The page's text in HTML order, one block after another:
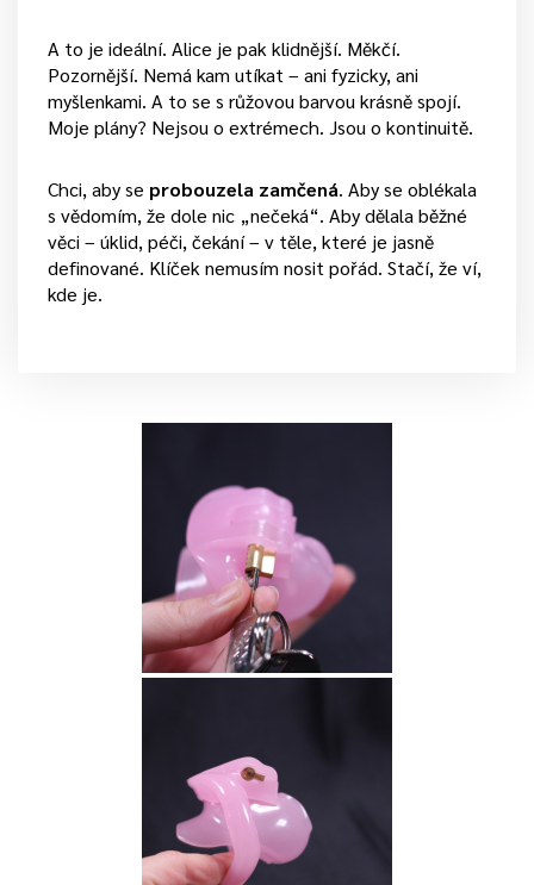
A to je ideální. Alice je pak klidnější. Měkčí.
Pozornější. Nemá kam utíkat – ani fyzicky, ani
myšlenkami. A to se s růžovou barvou krásně spojí.
Moje plány? Nejsou o extrémech. Jsou o kontinuitě.
Chci, aby se probouzela zamčená. Aby se oblékala
s vědomím, že dole nic „nečeká“. Aby dělala běžné
věci – úklid, péči, čekání – v těle, které je jasně
definované. Klíček nemusím nosit pořád. Stačí, že ví,
kde je.